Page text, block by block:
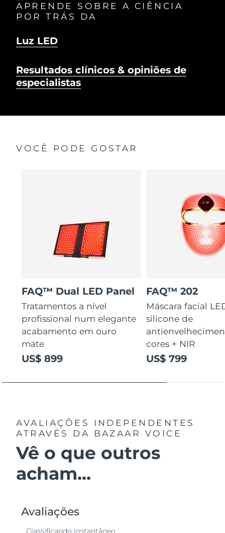
APRENDE SOBRE A CIÊNCIA
POR TRÁS DA
Luz LED
Resultados clínicos & opiniões de
especialistas
VOCÊ PODE GOSTAR
FAQ™ Dual LED Panel
Tratamentos a nível
profissional num elegante
acabamento em ouro
mate
US$ 899
FAQ™ 202
Máscara facial
silicone de
cores + NIR
US$ 799
AVALIAÇÕES INDEPENDENTES
ATRAVÉS DA BAZAAR VOICE
Vê o que outros
acham...